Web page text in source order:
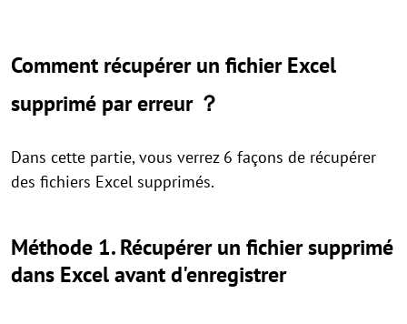
Comment récupérer un fichier Excel
supprimé par erreur ？
Dans cette partie, vous verrez 6 façons de récupérer
des fichiers Excel supprimés.
Méthode 1. Récupérer un fichier supprimé
dans Excel avant d'enregistrer